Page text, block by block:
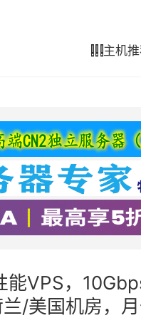
主机
VPS，
/美国机房，